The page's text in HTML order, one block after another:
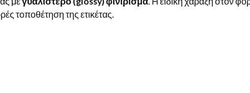
τοποθέτηση της ετικέτας.